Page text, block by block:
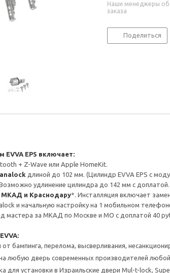
Наши менеджеры
заказа
Поделиться
EPS включает:
+ Z-Wave или Apple HomeKit.
длиной до 102 мм. (Цилиндр EVVA EPS с
удлинение цилиндра до 142 мм с доплатой.
МКАД и Краснодару*. Инсталляция включает
и начальную настройку на 1 мобильном
мастера за МКАД по Москве и МО с доплатой 40
бампинга, перелома, высверливания,
любую дверь современных производителей
для установки в Израильские двери Mul-t-lock,